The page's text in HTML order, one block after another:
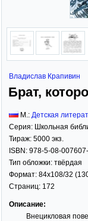
Владислав Крапивин
Брат,
М.: Детская
Серия: Школьная
Тираж: 5000 экз.
ISBN: 978-5-08-
Тип обложки: твёрдая
Формат: 84x108/32
Страниц: 172
Описание:
Внецикловая